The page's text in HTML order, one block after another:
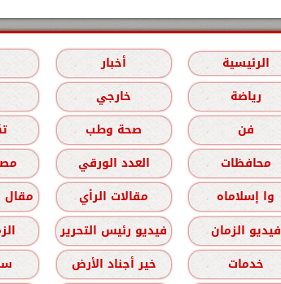
الرئيسية أخبار
رياضة
خارجي
فن
صحة وطب
محافظات
العدد الورقي
وا إسلاماه
مقالات الرأي مقال
فيديو الزمان
فيديو رئيس التحرير
خدمات
خير أجناد الأرض